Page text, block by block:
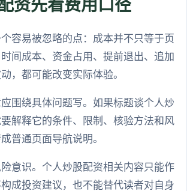
资先看费用口径
容易被忽略的点：成本并不只等于页
间成本、资金占用、提前退出、追加
，都可能改变实际体验。
围绕具体问题写。如果标题谈个人炒
解释它的条件、限制、核验方法和风
普通页面导航说明。
意识。个人炒股配资相关内容只能作
成投资建议，也不能替代读者对自身